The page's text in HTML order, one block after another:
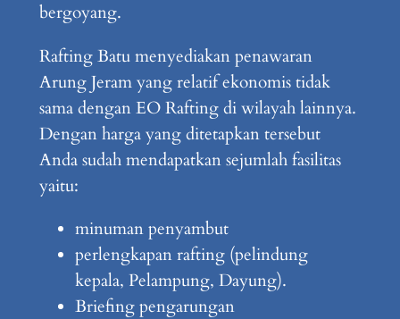
bergoyang.
Rafting Batu menyediakan penawaran
Arung Jeram yang relatif ekonomis tidak
sama dengan EO Rafting di wilayah lainnya.
Dengan harga yang ditetapkan tersebut
Anda sudah mendapatkan sejumlah fasilitas
yaitu:
minuman penyambut
perlengkapan rafting (pelindung
kepala, Pelampung, Dayung).
Briefing pengarungan